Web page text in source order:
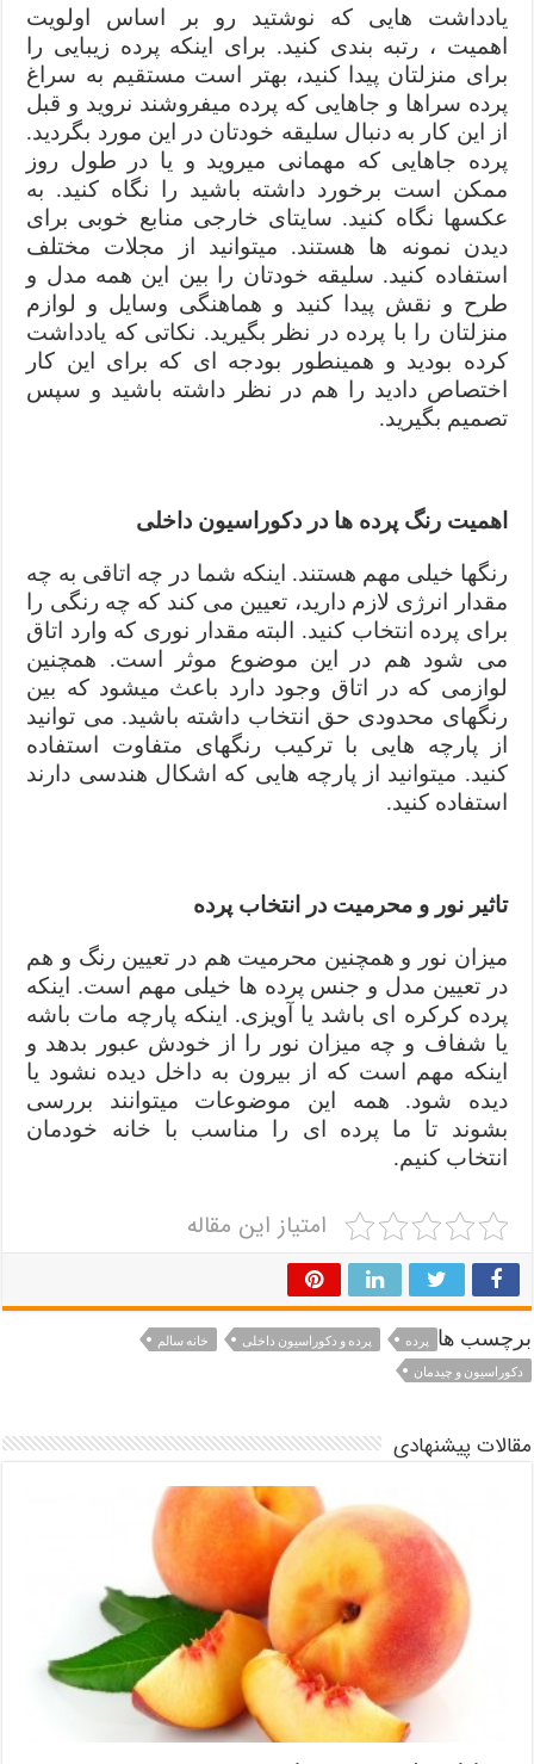
یادداشت هایی که نوشتید رو بر اساس اولویت
اهمیت ، رتبه بندی کنید. برای اینکه پرده زیبایی را
برای منزلتان پیدا کنید، بهتر است مستقیم به سراغ
پرده سراها و جاهایی که پرده میفروشند نروید و قبل
از این کار به دنبال سلیقه خودتان در این مورد بگردید.
پرده جاهایی که مهمانی میروید و یا در طول روز
ممکن است برخورد داشته باشید را نگاه کنید. به
عکسها نگاه کنید. سایتای خارجی منابع خوبی برای
دیدن نمونه ها هستند. میتوانید از مجلات مختلف
استفاده کنید. سلیقه خودتان را بین این همه مدل و
طرح و نقش پیدا کنید و هماهنگی وسایل و لوازم
منزلتان را با پرده در نظر بگیرید. نکاتی که یادداشت
کرده بودید و همینطور بودجه ای که برای این کار
اختصاص دادید را هم در نظر داشته باشید و سپس
تصمیم بگیرید.
اهمیت رنگ پرده ها در دکوراسیون داخلی
رنگها خیلی مهم هستند. اینکه شما در چه اتاقی به چه
مقدار انرژی لازم دارید، تعیین می کند که چه رنگی را
برای پرده انتخاب کنید. البته مقدار نوری که وارد اتاق
می شود هم در این موضوع موثر است. همچنین
لوازمی که در اتاق وجود دارد باعث میشود که بین
رنگهای محدودی حق انتخاب داشته باشید. می توانید
از پارچه هایی با ترکیب رنگهای متفاوت استفاده
کنید. میتوانید از پارچه هایی که اشکال هندسی دارند
استفاده کنید.
تاثیر نور و محرمیت در انتخاب پرده
میزان نور و همچنین محرمیت هم در تعیین رنگ و هم
در تعیین مدل و جنس پرده ها خیلی مهم است. اینکه
پرده کرکره ای باشد یا آویزی. اینکه پارچه مات باشه
یا شفاف و چه میزان نور را از خودش عبور بدهد و
اینکه مهم است که از بیرون به داخل دیده نشود یا
دیده شود. همه این موضوعات میتوانند بررسی
بشوند تا ما پرده ای را مناسب با خانه خودمان
انتخاب کنیم.
امتیاز این مقاله
برچسب ها پرده پرده و دکوراسیون داخلی
خانه سالم
دکوراسیون و چیدمان
مقالات پیشنهادی